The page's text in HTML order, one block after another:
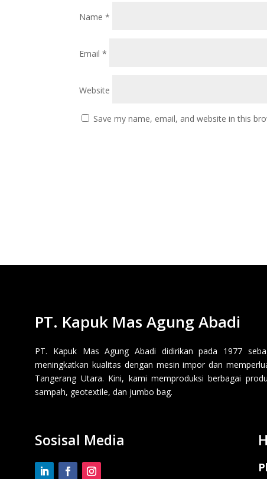
Name*
Email*
Website
Save my name, email, and website in this
PT. Kapuk Mas Agung Abadi
PT. Kapuk Mas Agung Abadi didirikan pada 1977
meningkatkan kualitas dengan mesin impor dan
Tangerang Utara. Kini, kami memproduksi berbagai
sampah, geotextile, dan jumbo bag.
Sosisal Media